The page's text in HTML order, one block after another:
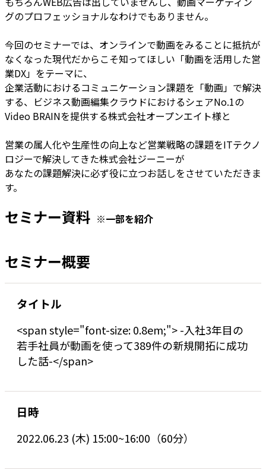
グのプロフェッショナルなわけでもありません。
今回のセミナーでは、オンラインで動画をみることに抵抗が
なくなった現代だからこそ知ってほしい「動画を活用した営
業DX」をテーマに、
企業活動におけるコミュニケーション課題を「動画」で解決
する、ビジネス動画編集クラウドにおけるシェアNo.1の
Video BRAINを提供する株式会社オープンエイト様と
営業の属人化や生産性の向上など営業戦略の課題をITテクノ
ロジーで解決してきた株式会社ジーニーが
あなたの課題解決に必ず役に立つお話しをさせていただきま
す。
セミナー資料 ※一部を紹介
セミナー概要
タイトル
<span style="font-size: 0.8em;"> -入社3年目の
若手社員が動画を使って389件の新規開拓に成功
した話-</span>
日時
2022.06.23 (木) 15:00~16:00（60分）